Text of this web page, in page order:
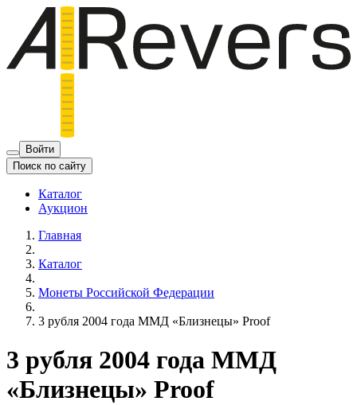
Войти
Поиск по сайту
Каталог
Аукцион
Главная
Каталог
Монеты Российской Федерации
3 рубля 2004 года ММД «Близнецы» Proof
3 рубля 2004 года ММД
«Близнецы» Proof